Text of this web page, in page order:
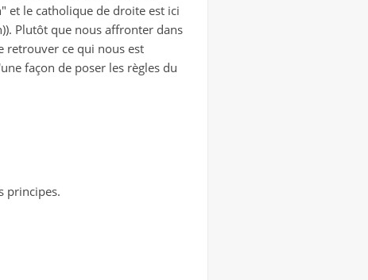
et le catholique de droite est ici
Plutôt que nous affronter dans
retrouver ce qui nous est
façon de poser les règles du
principes.